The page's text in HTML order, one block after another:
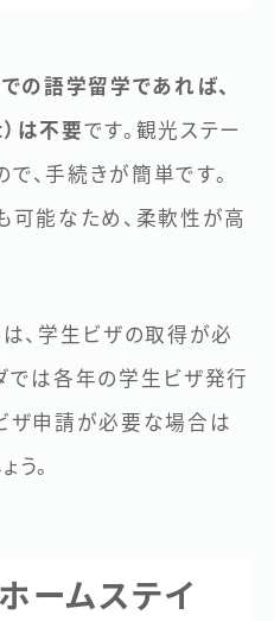
の語学留学であれば、
は不要です。観光ステー
で、手続きが簡単です。
可能なため、柔軟性が高
、学生ビザの取得が必
では各年の学生ビザ発行
ザ申請が必要な場合は
。
ームステイ